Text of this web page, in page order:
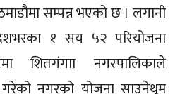
सम्पन्न भएको छ । लगानी
१ सय ५२ परियोजना
शितगंगाा नगरपालिकाले
नगरको योजना साउनेथुम